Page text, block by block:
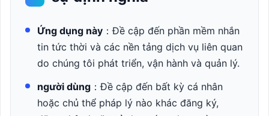
Ứng dụng này ：Đề cập đến phần mềm nhắn
tin tức thời và các nền tảng dịch vụ liên quan
do chúng tôi phát triển, vận hành và quản lý.
người dùng ：Đề cập đến bất kỳ cá nhân
hoặc chủ thể pháp lý nào khác đăng ký,